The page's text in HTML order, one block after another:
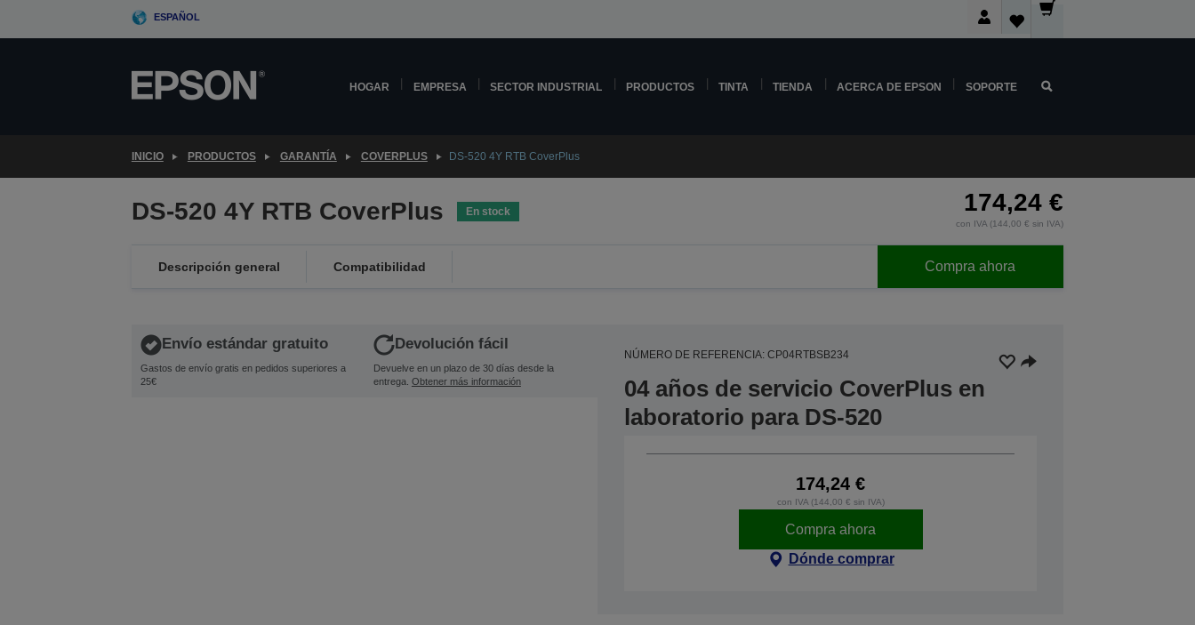
ESPAÑOL
HOGAR EMPRESA SECTOR INDUSTRIAL PRODUCTOS TINTA TIENDA ACERCA DE EPSON SOPORTE
INICIO PRODUCTOS GARANTÍA COVERPLUS DS-520 4Y RTB CoverPlus
DS-520 4Y RTB CoverPlus En stock 174,24 €
con IVA (144,00 € sin IVA)
Descripción general Compatibilidad Compra ahora
Envío estándar gratuito
Gastos de envío gratis en pedidos superiores a
25€
Devolución fácil
Devuelve en un plazo de 30 días desde la
entrega. Obtener más información
NÚMERO DE REFERENCIA: CP04RTBSB234
04 años de servicio CoverPlus en
laboratorio para DS-520
174,24 €
con IVA (144,00 € sin IVA)
Compra ahora
Dónde comprar